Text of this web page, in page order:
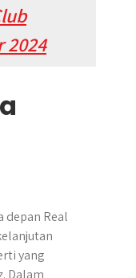
2024
depan Real
yang
Dalam